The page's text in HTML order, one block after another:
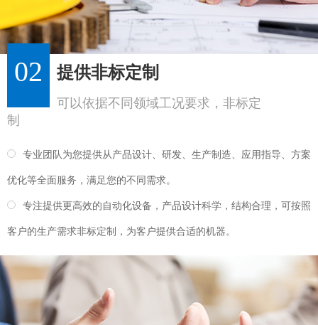
02 提供非标定制
可以依据不同领域工况要求，非标定
制
专业团队为您提供从产品设计、研发、生产制造、应用指导、方案
优化等全面服务，满足您的不同需求。
专注提供更高效的自动化设备，产品设计科学，结构合理，可按照
客户的生产需求非标定制，为客户提供合适的机器。